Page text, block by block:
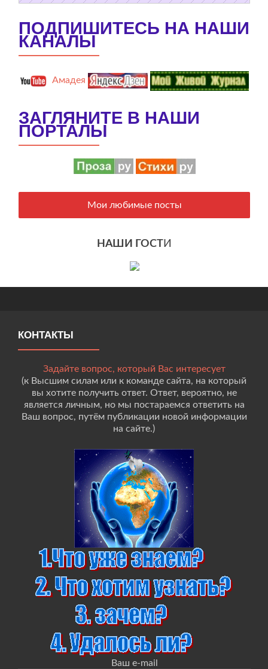
ПОДПИШИТЕСЬ НА НАШИ
КАНАЛЫ
Амадея
ЗАГЛЯНИТЕ В НАШИ
ПОРТАЛЫ
Мои любимые посты
НАШИ ГОСТИ
КОНТАКТЫ
Задайте вопрос, который Вас интересует
(к Высшим силам или к команде сайта, на который
вы хотите получить ответ. Ответ, вероятно, не
является личным, но мы постараемся ответить на
Ваш вопрос, путём публикации новой информации
на сайте.)
Ваш e-mail